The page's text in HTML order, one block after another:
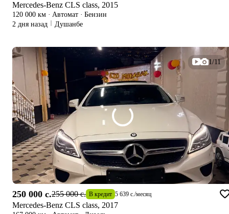
Mercedes-Benz CLS class, 2015
120 000 км · Автомат · Бензин
2 дня назад
Душанбе
1/11
250 000 c.255 000 c. В кредит 5 639 c./месяц
Mercedes-Benz CLS class, 2017